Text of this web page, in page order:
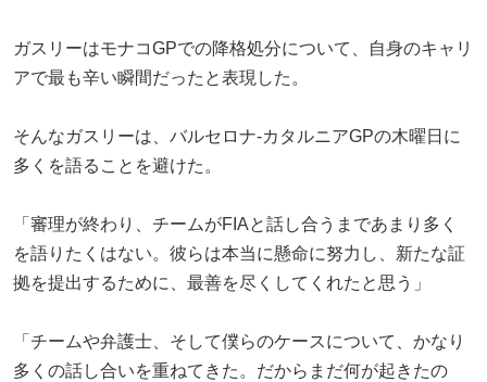
ガスリーはモナコGPでの降格処分について、自身のキャリ
アで最も辛い瞬間だったと表現した。
そんなガスリーは、バルセロナ-カタルニアGPの木曜日に
多くを語ることを避けた。
「審理が終わり、チームがFIAと話し合うまであまり多く
を語りたくはない。彼らは本当に懸命に努力し、新たな証
拠を提出するために、最善を尽くしてくれたと思う」
「チームや弁護士、そして僕らのケースについて、かなり
多くの話し合いを重ねてきた。だからまだ何が起きたの